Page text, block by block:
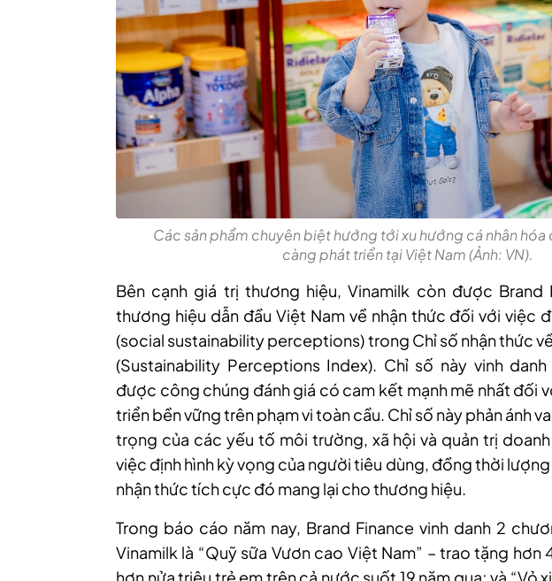
Các sản phẩm chuyên biệt hướng tới xu hướng cá nhân
càng phát triển tại Việt Nam (Ảnh: VN).
Bên cạnh giá trị thương hiệu, Vinamilk còn được Brand
thương hiệu dẫn đầu Việt Nam về nhận thức đối với việc
(social sustainability perceptions) trong Chỉ số nhận thức
(Sustainability Perceptions Index). Chỉ số này vinh
được công chúng đánh giá có cam kết mạnh mẽ nhất đối
triển bền vững trên phạm vi toàn cầu. Chỉ số này phản ánh
trọng của các yếu tố môi trường, xã hội và quản trị
việc định hình kỳ vọng của người tiêu dùng, đồng thời
nhận thức tích cực đó mang lại cho thương hiệu.
Trong báo cáo năm nay, Brand Finance vinh danh 2
Vinamilk là “Quỹ sữa Vươn cao Việt Nam” – trao tặng hơn